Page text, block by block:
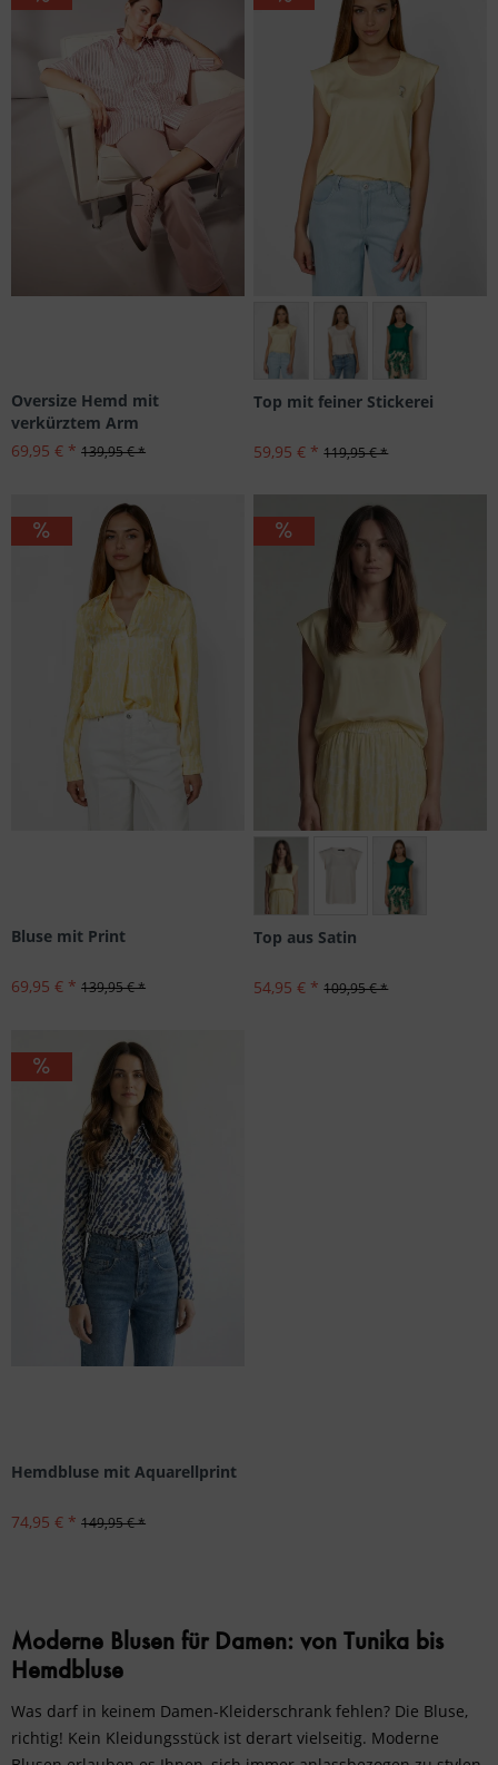
Oversize Hemd mit
verkürztem Arm
69,95 € * 139,95 € *
Größen: 36
Top mit feiner Stickerei
59,95 € * 119,95 € *
Bluse mit Print
69,95 € * 139,95 € *
Größen: 36
Top aus Satin
54,95 € * 109,95 € *
Hemdbluse mit Aquarellprint
74,95 € * 149,95 € *
Moderne Blusen für Damen: von Tunika bis
Hemdbluse
Was darf in keinem Damen-Kleiderschrank fehlen? Die Bluse,
richtig! Kein Kleidungsstück ist derart vielseitig. Moderne